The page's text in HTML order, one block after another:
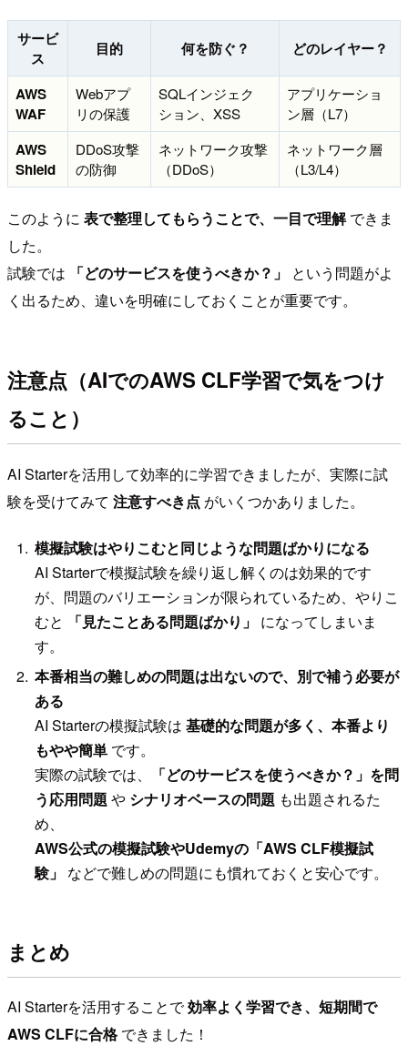
サービ
ス
目的 何を防ぐ？ どのレイヤー？
AWS
WAF
Webアプ
リの保護
SQLインジェク
ション、XSS
アプリケーショ
ン層（L7）
AWS
Shield
DDoS攻撃
の防御
ネットワーク攻撃
（DDoS）
ネットワーク層
（L3/L4）
このように 表で整理してもらうことで、一目で理解できま
した。
試験では
「どのサービスを使うべきか？」
という問題がよ
く出るため、違いを明確にしておくことが重要です。
注意点（AIでのAWS CLF学習で気をつけ
ること）
AI Starterを活用して効率的に学習できましたが、実際に試
験を受けてみて 注意すべき点 がいくつかありました。
模擬試験はやりこむと同じような問題ばかりになる
AI Starterで模擬試験を繰り返し解くのは効果的です
が、問題のバリエーションが限られているため、やりこ
むと
「見たことある問題ばかり」 になってしまいま
す。
本番相当の難しめの問題は出ないので、別で補う必要が
ある
AI Starterの模擬試験は基礎的な問題が多く、本番より
もやや簡単 です。
実際の試験では、
「どのサービスを使うべきか？」を問
う応用問題 や シナリオベースの問題 も出題されるた
め、
AWS公式の模擬試験やUdemyの「AWS CLF模擬試
験」 などで難しめの問題にも慣れておくと安心です。
まとめ
AI Starterを活用することで効率よく学習でき、短期間で
AWS CLFに合格できました！